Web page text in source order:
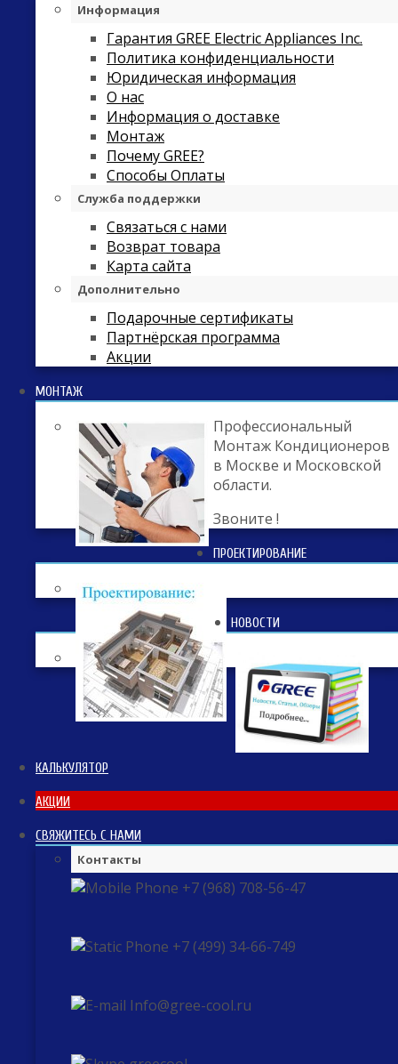
Информация
Гарантия GREE Electric Appliances Inc.
Политика конфиденциальности
Юридическая информация
О нас
Информация о доставке
Монтаж
Почему GREE?
Способы Оплаты
Служба поддержки
Связаться с нами
Возврат товара
Карта сайта
Дополнительно
Подарочные сертификаты
Партнёрская программа
Акции
МОНТАЖ
Профессиональный
Монтаж Кондиционеров
в Москве и Московской
области.
Звоните !
ПРОЕКТИРОВАНИЕ
НОВОСТИ
КАЛЬКУЛЯТОР
АКЦИИ
СВЯЖИТЕСЬ С НАМИ
Контакты
+7 (968) 708-56-47
+7 (499) 34-66-749
Info@gree-cool.ru